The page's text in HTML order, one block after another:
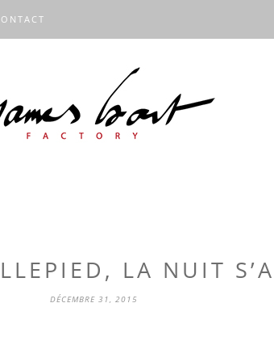
LA NUIT
DÉCEMBRE 31, 2015